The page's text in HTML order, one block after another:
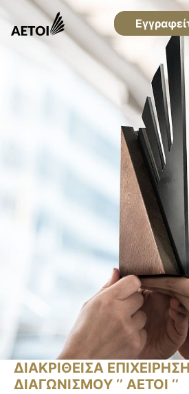
ΔΙΑΚΡΙΘΕΙΣΑ
ΔΙΑΓΩΝΙΣΜΟΥ ‘’ ΑΕΤΟΙ ‘’